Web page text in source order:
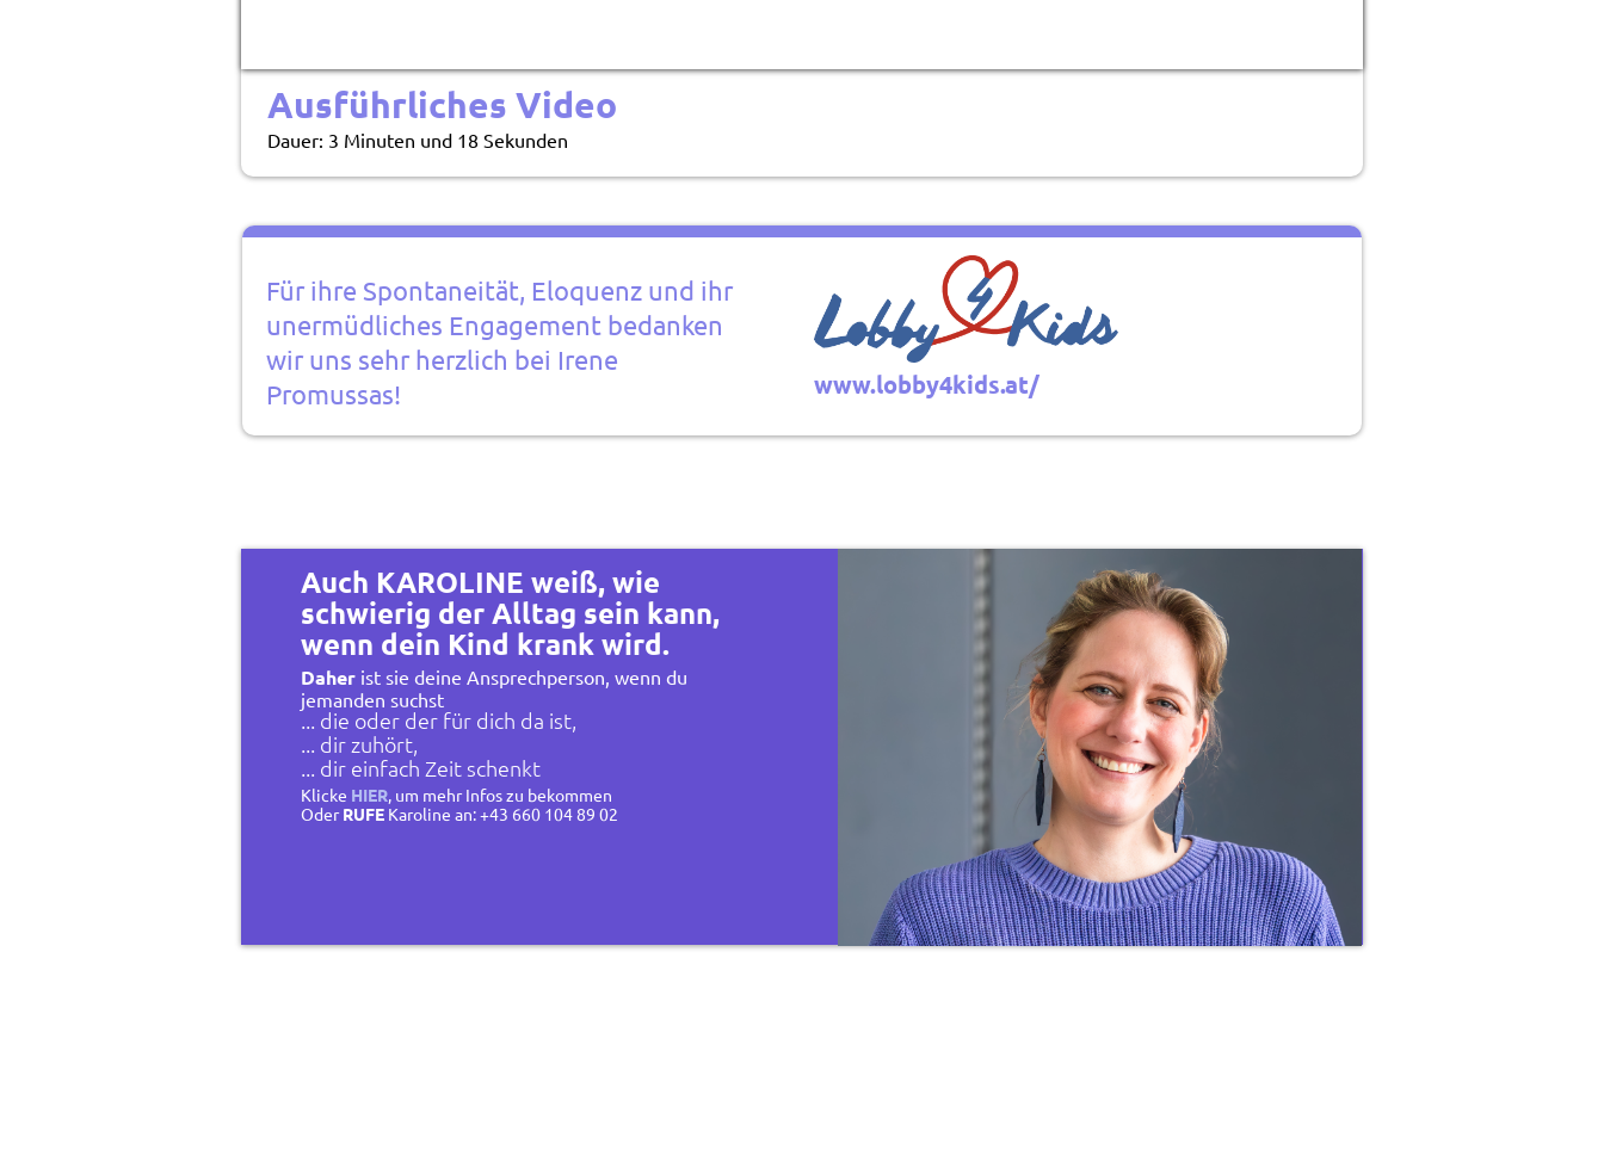
Ausführliches Video
Dauer: 3 Minuten und 18 Sekunden
Für ihre Spontaneität, Eloquenz und ihr
unermüdliches Engagement bedanken
wir uns sehr herzlich bei Irene
Promussas!
www.lobby4kids.at/
Auch KAROLINE weiß, wie
schwierig der Alltag sein kann,
wenn dein Kind krank wird.
Daher ist sie deine Ansprechperson, wenn du
jemanden suchst
... die oder der für dich da ist,
... dir zuhört,
... dir einfach Zeit schenkt
Klicke HIER, um mehr Infos zu bekommen
OderRUFE Karoline an: +43 660 104 89 02